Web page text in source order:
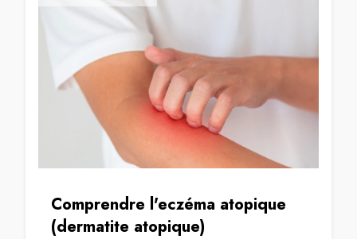
Comprendre l'eczéma atopique
(dermatite atopique)